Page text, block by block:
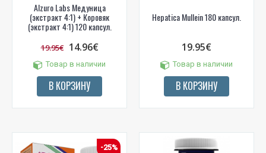
Alzuro Labs Медуница
(экстракт 4:1) + Коровяк
(экстракт 4:1) 120 капсул.
19.95€ 14.96€
Товар в наличии
В КОРЗИНУ
Hepatica Mullein 180 капсул.
19.95€
Товар в наличии
В КОРЗИНУ
-25%